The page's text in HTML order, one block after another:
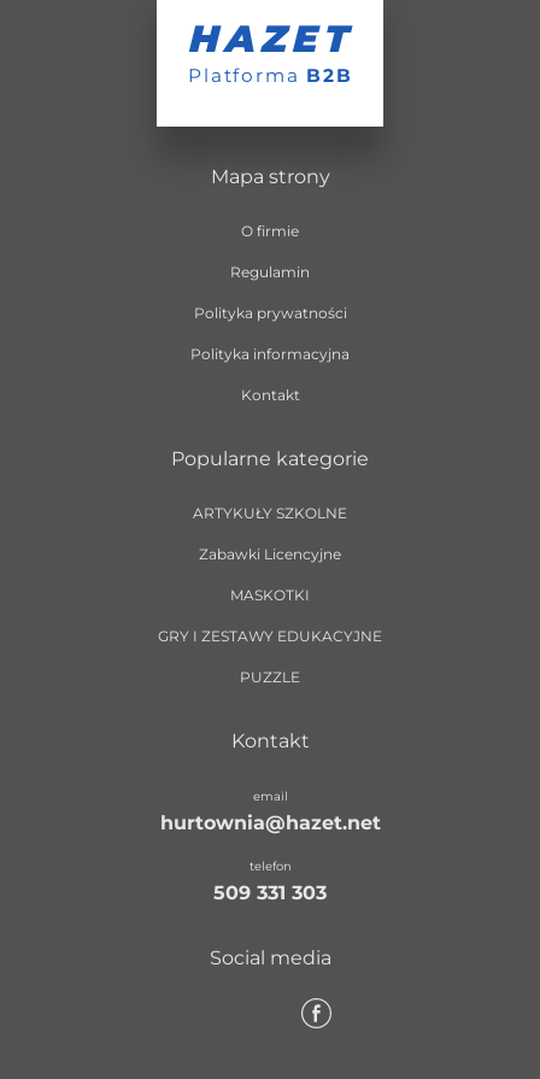
HAZET
Platforma B2B
Mapa strony
O firmie
Regulamin
Polityka prywatności
Polityka informacyjna
Kontakt
Popularne kategorie
ARTYKUŁY SZKOLNE
Zabawki Licencyjne
MASKOTKI
GRY I ZESTAWY EDUKACYJNE
PUZZLE
Kontakt
email
hurtownia@hazet.net
telefon
509 331 303
Social media